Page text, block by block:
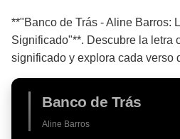
**"Banco de Trás - Aline Barros:
Significado"**. Descubre la letra
significado y explora cada verso
Banco de Trás
Aline Barros